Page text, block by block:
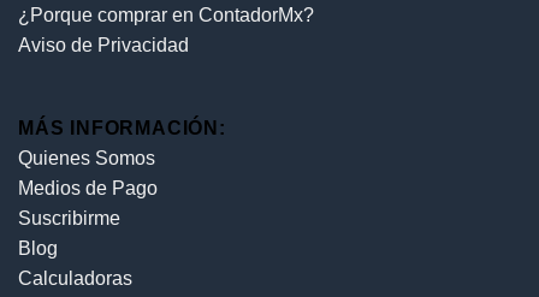
¿Porque comprar en ContadorMx?
Aviso de Privacidad
MÁS INFORMACIÓN:
Quienes Somos
Medios de Pago
Suscribirme
Blog
Calculadoras